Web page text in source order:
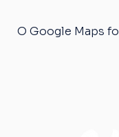
O Google Maps